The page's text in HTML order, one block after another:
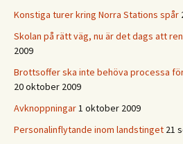
Konstiga turer kring Norra Stations spår
Skolan på rätt väg, nu är det dags att
2009
Brottsoffer ska inte behöva processa
20 oktober 2009
Avknoppningar1 oktober 2009
Personalinflytande inom landstinget 21